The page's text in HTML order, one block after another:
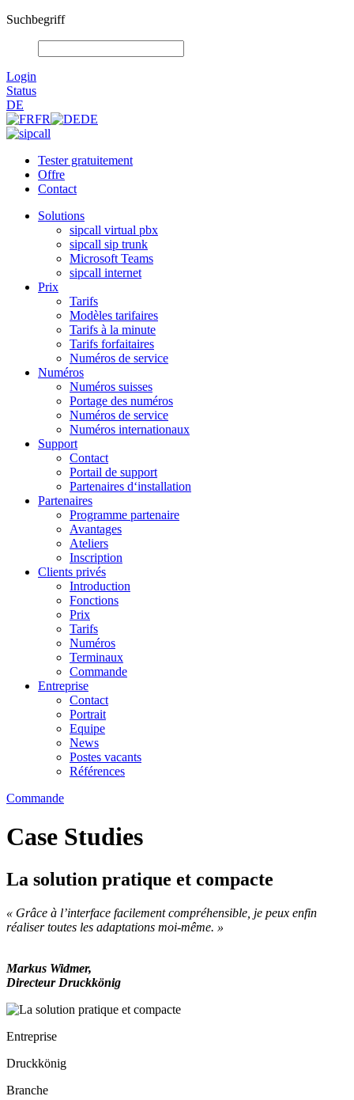
Suchbegriff
Login
Status
DE
FR
DE
Tester gratuitement
Offre
Contact
Solutions
sipcall virtual pbx
sipcall sip trunk
Microsoft Teams
sipcall internet
Prix
Tarifs
Modèles tarifaires
Tarifs à la minute
Tarifs forfaitaires
Numéros de service
Numéros
Numéros suisses
Portage des numéros
Numéros de service
Numéros internationaux
Support
Contact
Portail de support
Partenaires d‘installation
Partenaires
Programme partenaire
Avantages
Ateliers
Inscription
Clients privés
Introduction
Fonctions
Prix
Tarifs
Numéros
Terminaux
Commande
Entreprise
Contact
Portrait
Equipe
News
Postes vacants
Références
Commande
Case Studies
La solution pratique et compacte
« Grâce à l’interface facilement compréhensible, je peux enfin
réaliser toutes les adaptations moi-même. »
Markus Widmer,
Directeur Druckkönig
Entreprise
Druckkönig
Branche